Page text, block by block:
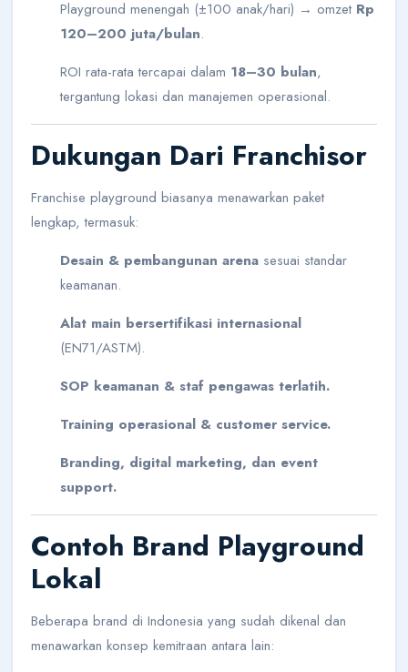
Playground menengah (±100 anak/hari) → omzet Rp
120–200 juta/bulan.
ROI rata-rata tercapai dalam 18–30 bulan,
tergantung lokasi dan manajemen operasional.
Dukungan Dari Franchisor
Franchise playground biasanya menawarkan paket
lengkap, termasuk:
Desain & pembangunan arena sesuai standar
keamanan.
Alat main bersertifikasi internasional
(EN71/ASTM).
SOP keamanan & staf pengawas terlatih.
Training operasional & customer service.
Branding, digital marketing, dan event
support.
Contoh Brand Playground
Lokal
Beberapa brand di Indonesia yang sudah dikenal dan
menawarkan konsep kemitraan antara lain: